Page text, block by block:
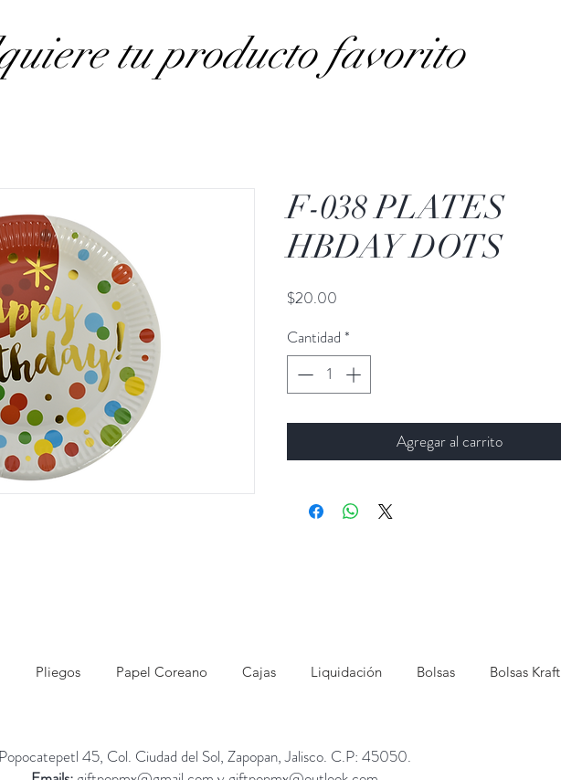
tu producto favorito
F-038 PLATES
HBDAY DOTS
$20.00
Cantidad *
Agregar al carrito
Pliegos Papel Coreano Cajas Liquidación Bolsas Bolsas Kraft
45, Col. Ciudad del Sol, Zapopan, Jalisco. C.P: 45050.